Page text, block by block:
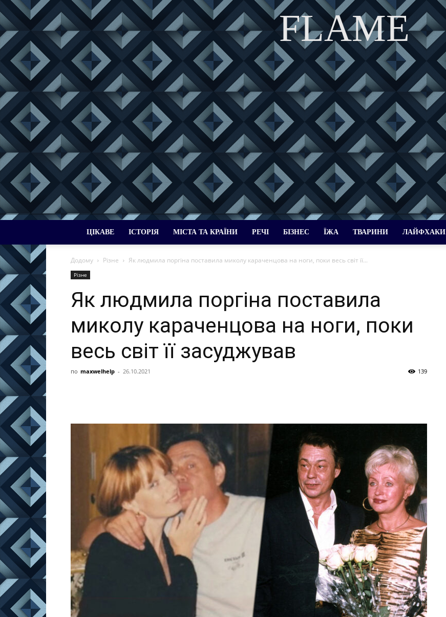
FLAME
DISCOVER THE ART OF PUBLISHING
ЦІКАВЕ ІСТОРІЯ МІСТА ТА КРАЇНИ РЕЧІ БІЗНЕС ЇЖА ТВАРИНИ ЛАЙФХАКИ
Додому Різне Як людмила поргіна поставила миколу караченцова на ноги, поки весь світ її...
Різне
Як людмила поргіна поставила
миколу караченцова на ноги, поки
весь світ її засуджував
по maxwelhelp - 26.10.2021 139